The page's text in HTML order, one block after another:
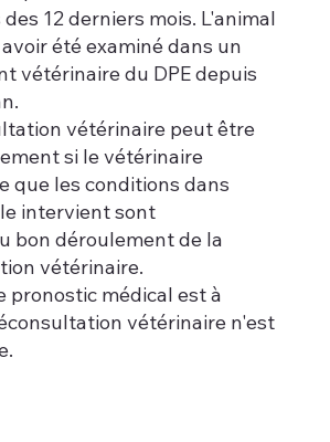
12 derniers mois. L'animal
été examiné dans un
vétérinaire du DPE depuis
vétérinaire peut être
si le vétérinaire
que les conditions dans
intervient sont
bon déroulement de la
vétérinaire.
pronostic médical est à
vétérinaire n'est